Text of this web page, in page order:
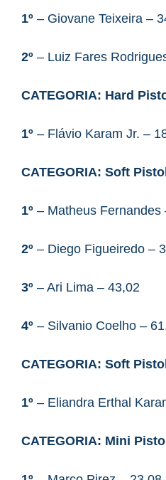
1º – Giovane Teixeira –
2º – Luiz Fares
CATEGORIA: Hard
1º – Flávio Karam Jr. –
CATEGORIA: Soft
1º – Matheus Fernandes
2º – Diego Figueiredo –
3º – Ari Lima – 43,02
4º – Silvanio Coelho –
CATEGORIA: Soft
1º – Eliandra Erthal
CATEGORIA: Mini